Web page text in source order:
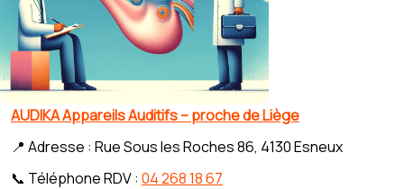
AUDIKA Appareils Auditifs – proche de Liège
📍 Adresse : Rue Sous les Roches 86, 4130 Esneux
📞 Téléphone RDV : 04 268 18 67